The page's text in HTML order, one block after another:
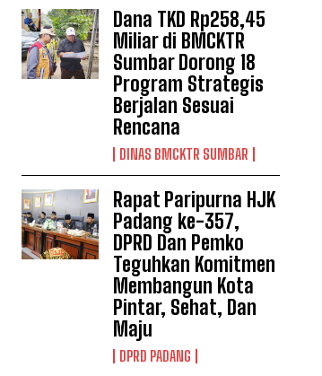
Dana TKD Rp258,45
Miliar di BMCKTR
Sumbar Dorong 18
Program Strategis
Berjalan Sesuai
Rencana
DINAS BMCKTR SUMBAR
Rapat Paripurna HJK
Padang ke-357,
DPRD Dan Pemko
Teguhkan Komitmen
Membangun Kota
Pintar, Sehat, Dan
Maju
DPRD PADANG